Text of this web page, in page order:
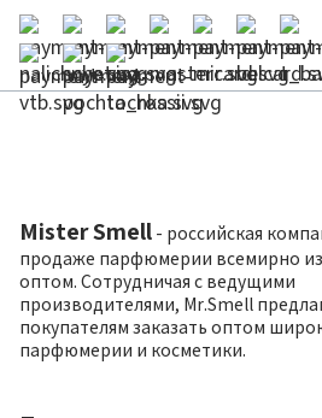
Mister Smell - российская
продаже парфюмерии всемирно
оптом. Сотрудничая с ведущими
производителями, Mr.Smell
покупателям заказать оптом
парфюмерии и косметики.